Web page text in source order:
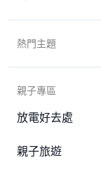
熱門主題
親子專區
放電好去處
親子旅遊